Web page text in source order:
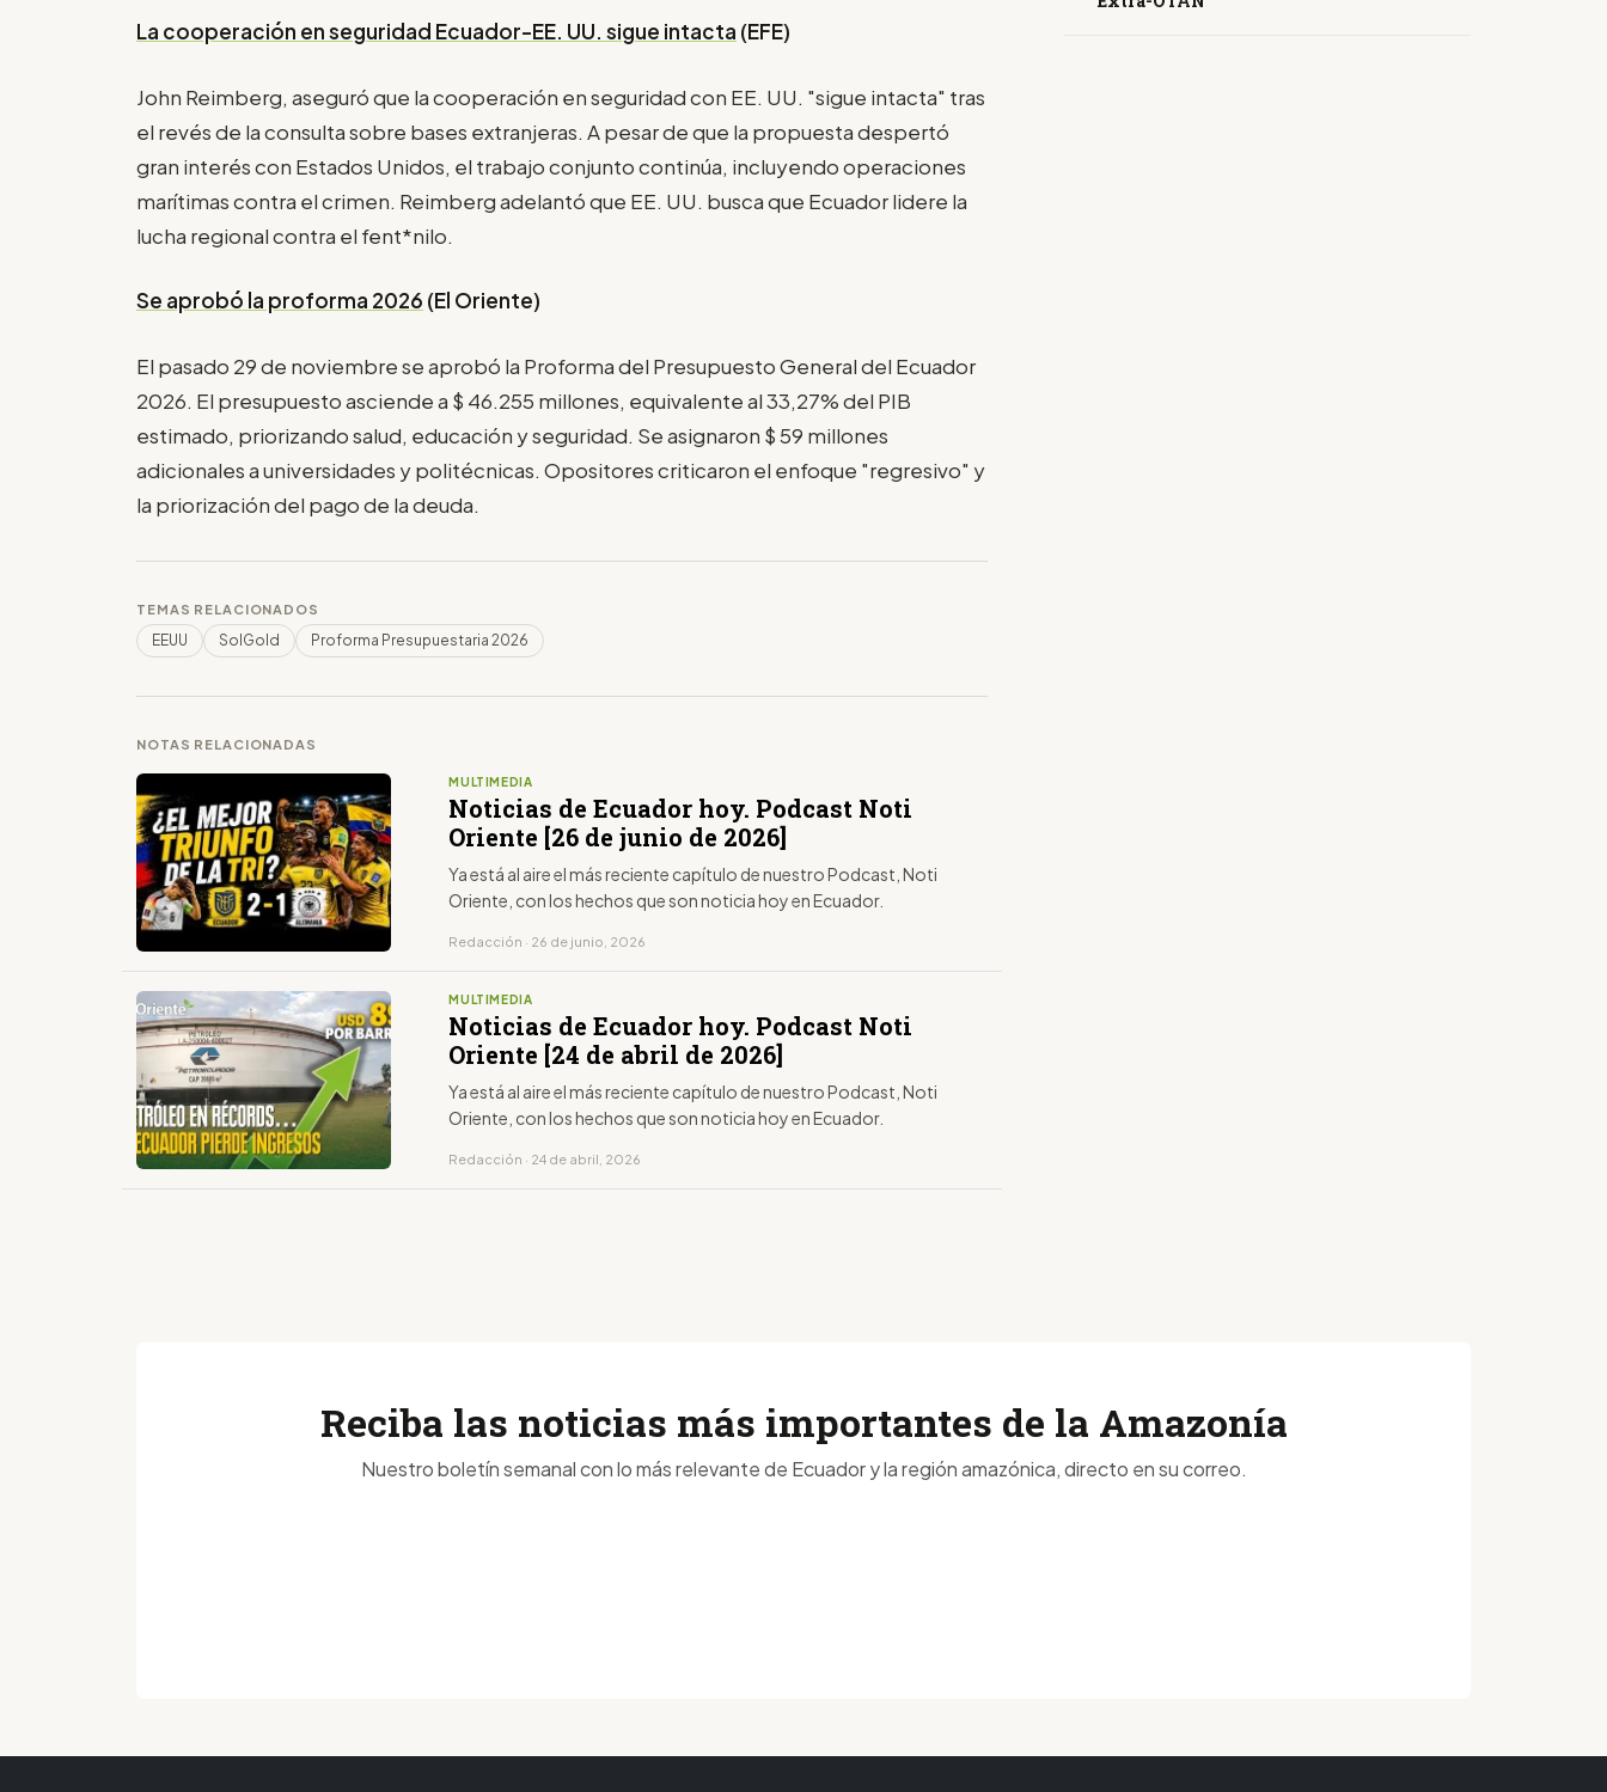
La cooperación en seguridad Ecuador-EE. UU. sigue intacta (EFE)
John Reimberg, aseguró que la cooperación en seguridad con EE. UU. "sigue intacta" tras
el revés de la consulta sobre bases extranjeras. A pesar de que la propuesta despertó
gran interés con Estados Unidos, el trabajo conjunto continúa, incluyendo operaciones
marítimas contra el crimen. Reimberg adelantó que EE. UU. busca que Ecuador lidere la
lucha regional contra el fent*nilo.
Se aprobó la proforma 2026 (El Oriente)
El pasado 29 de noviembre se aprobó la Proforma del Presupuesto General del Ecuador
2026. El presupuesto asciende a $ 46.255 millones, equivalente al 33,27% del PIB
estimado, priorizando salud, educación y seguridad. Se asignaron $ 59 millones
adicionales a universidades y politécnicas. Opositores criticaron el enfoque "regresivo" y
la priorización del pago de la deuda.
TEMAS RELACIONADOS
EEUU SolGold Proforma Presupuestaria 2026
NOTAS RELACIONADAS
MULTIMEDIA
Noticias de Ecuador hoy. Podcast Noti
Oriente [26 de junio de 2026]
Ya está al aire el más reciente capítulo de nuestro Podcast, Noti
Oriente, con los hechos que son noticia hoy en Ecuador.
Redacción · 26 de junio, 2026
MULTIMEDIA
Noticias de Ecuador hoy. Podcast Noti
Oriente [24 de abril de 2026]
Ya está al aire el más reciente capítulo de nuestro Podcast, Noti
Oriente, con los hechos que son noticia hoy en Ecuador.
Redacción · 24 de abril, 2026
Reciba las noticias más importantes de la Amazonía
Nuestro boletín semanal con lo más relevante de Ecuador y la región amazónica, directo en su correo.